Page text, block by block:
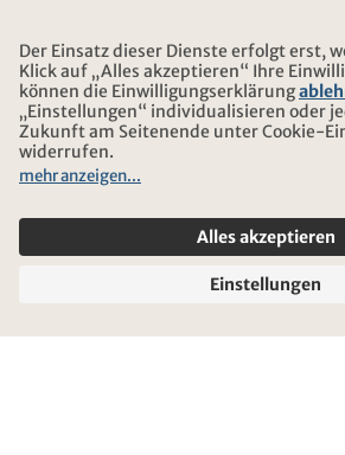
ZERTIFIZIERUNG
UNSERE PARTNER
Reise-und Versicherungsbedingungen
Cookie-Einstellungen